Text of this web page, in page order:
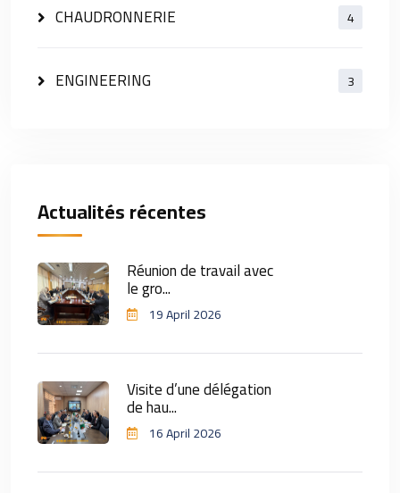
CHAUDRONNERIE 4
ENGINEERING 3
Actualités récentes
Réunion de travail avec
le gro...
19 April 2026
Visite d’une délégation
de hau...
16 April 2026